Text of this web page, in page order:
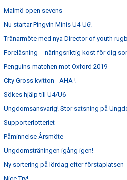
Malmö open sevens
Nu startar Pingvin Minis U4-U6!
Tränarmöte med nya Director of youth
Foreläsning -- näringsriktig kost för dig
Penguins-matchen mot Oxford 2019
City Gross kvitton - AHA !
Sökes hjälp till U4/U6
Ungdomsansvarig! Stor satsning på
Supporterlotteriet
Påminnelse Årsmöte
Ungdomsträningen igång igen!
Ny sortering på lördag efter förstaplatsen